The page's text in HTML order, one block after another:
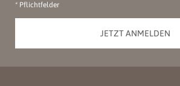
* Pflichtfelder
JETZT ANMELDEN